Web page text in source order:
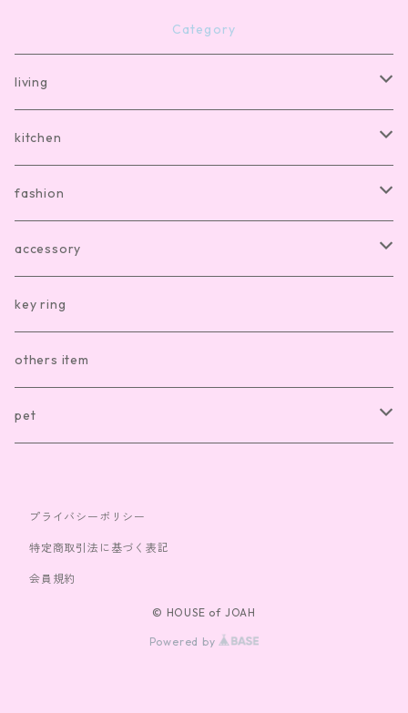
Category
living
bath mat
room shoes
living item other
kitchen
dishware
cutlery
kitchen item other
fashion
room wear
clothes
sox
bag
accessory
hair accesory
necklace
ring
key ring
others item
pet
toy
プライバシーポリシー
特定商取引法に基づく表記
会員規約
© HOUSE of JOAH
Powered by